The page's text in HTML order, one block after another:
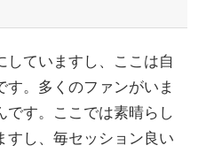
ー
ス
していますし、ここは自
。多くのファンがいま
です。ここでは素晴らし
すし、毎セッション良い